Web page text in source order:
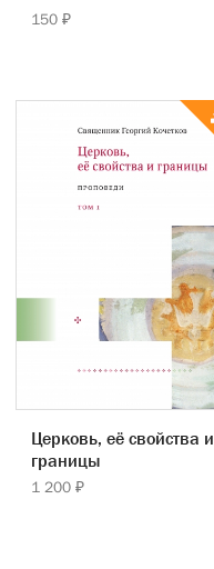
150 ₽
Церковь, её свойства и
границы
1 200 ₽